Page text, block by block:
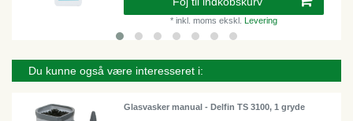
* inkl. moms ekskl. Levering
Du kunne også være interesseret i:
Glasvasker manual - Delfin TS 3100, 1 gryde